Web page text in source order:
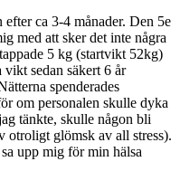
ca 3-4 månader. Den 5e
med att sker det inte några
5 kg (startvikt 52kg)
vikt sedan säkert 6 år
spenderades
om personalen skulle dyka
tänkte, skulle någon bli
otroligt glömsk av all stress).
upp mig för min hälsa